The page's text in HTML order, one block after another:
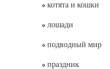
котята и кошки
лошади
подводный мир
праздник